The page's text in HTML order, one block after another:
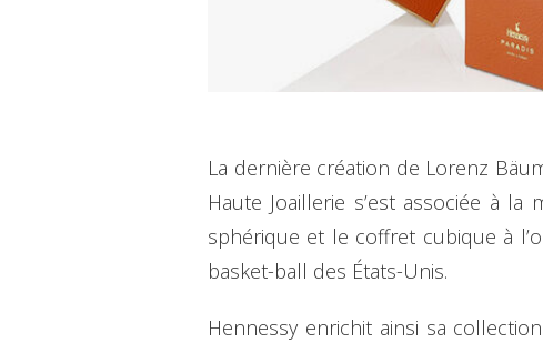
La dernière création de Lorenz
Haute Joaillerie s’est associée à
sphérique et le coffret cubique à
basket-ball des États-Unis.
Hennessy enrichit ainsi sa collection